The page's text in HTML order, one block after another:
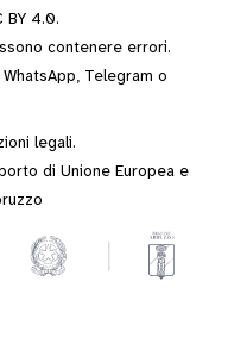
BY 4.0.
contenere errori.
WhatsApp, Telegram o
legali.
di Unione Europea e